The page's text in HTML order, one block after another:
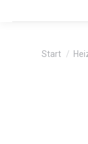
Sie
Start